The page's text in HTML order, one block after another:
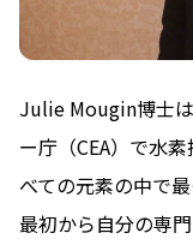
Julie Mougin博士
ー庁（CEA）で水
べての元素の中で
最初から自分の専